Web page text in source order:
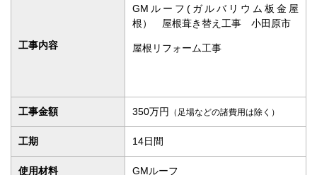
工事内容
GMルーフ(ガルバリウム板金屋
根） 屋根葺き替え工事 小田原市
屋根リフォーム工事
工事金額 350万円 （足場などの諸費用は除く）
工期 14日間
使用材料 GMルーフ